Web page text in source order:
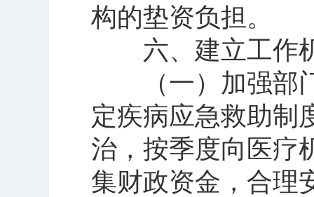
构的垫资负担。
六、建立工作
（一）加强部门
定疾病应急救助制
治，按季度向医疗
集财政资金，合理